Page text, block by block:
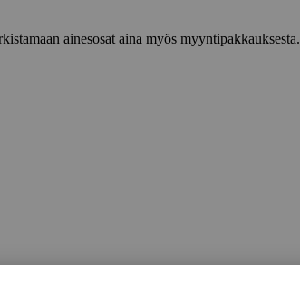
ainesosat aina myös myyntipakkauksesta.